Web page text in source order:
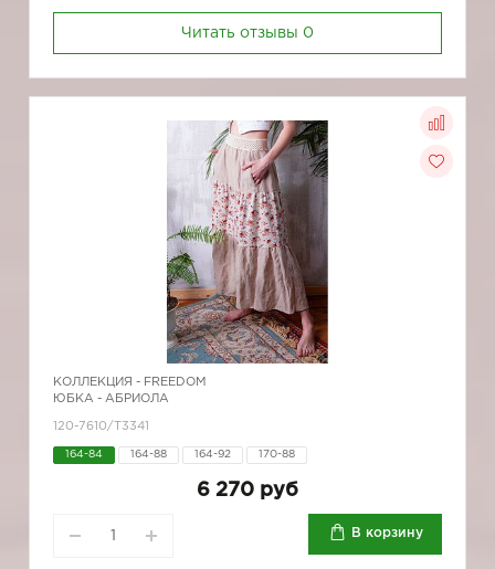
Читать отзывы 0
КОЛЛЕКЦИЯ - FREEDOM
ЮБКА - АБРИОЛА
120-7610/Т3341
164-84 164-88 164-92 170-88
6 270 руб
В корзину